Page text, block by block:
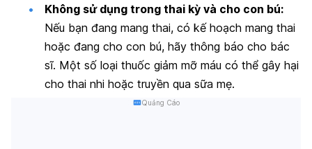
Không sử dụng trong thai kỳ và cho con bú:
Nếu bạn đang mang thai, có kế hoạch mang thai
hoặc đang cho con bú, hãy thông báo cho bác
sĩ. Một số loại thuốc giảm mỡ máu có thể gây hại
cho thai nhi hoặc truyền qua sữa mẹ.
Quảng Cáo